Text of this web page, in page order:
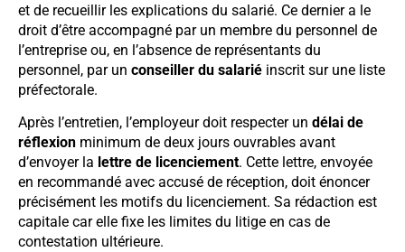
et de recueillir les explications du salarié. Ce dernier a le
droit d’être accompagné par un membre du personnel de
l’entreprise ou, en l’absence de représentants du
personnel, par un conseiller du salarié inscrit sur une liste
préfectorale.
Après l’entretien, l’employeur doit respecter un délai de
réflexion minimum de deux jours ouvrables avant
d’envoyer la lettre de licenciement. Cette lettre, envoyée
en recommandé avec accusé de réception, doit énoncer
précisément les motifs du licenciement. Sa rédaction est
capitale car elle fixe les limites du litige en cas de
contestation ultérieure.